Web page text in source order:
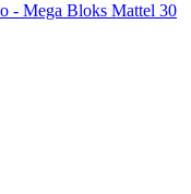
- Mega Bloks Mattel 30